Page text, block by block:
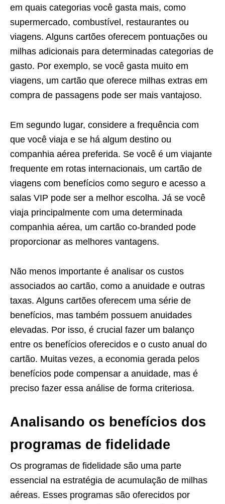
em quais categorias você gasta mais, como
supermercado, combustível, restaurantes ou
viagens. Alguns cartões oferecem pontuações ou
milhas adicionais para determinadas categorias de
gasto. Por exemplo, se você gasta muito em
viagens, um cartão que oferece milhas extras em
compra de passagens pode ser mais vantajoso.
Em segundo lugar, considere a frequência com
que você viaja e se há algum destino ou
companhia aérea preferida. Se você é um viajante
frequente em rotas internacionais, um cartão de
viagens com benefícios como seguro e acesso a
salas VIP pode ser a melhor escolha. Já se você
viaja principalmente com uma determinada
companhia aérea, um cartão co-branded pode
proporcionar as melhores vantagens.
Não menos importante é analisar os custos
associados ao cartão, como a anuidade e outras
taxas. Alguns cartões oferecem uma série de
benefícios, mas também possuem anuidades
elevadas. Por isso, é crucial fazer um balanço
entre os benefícios oferecidos e o custo anual do
cartão. Muitas vezes, a economia gerada pelos
benefícios pode compensar a anuidade, mas é
preciso fazer essa análise de forma criteriosa.
Analisando os benefícios dos
programas de fidelidade
Os programas de fidelidade são uma parte
essencial na estratégia de acumulação de milhas
aéreas. Esses programas são oferecidos por